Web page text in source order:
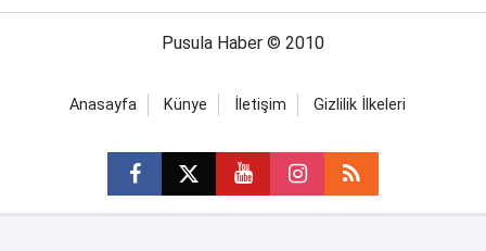
Pusula Haber © 2010
Anasayfa Künye İletişim Gizlilik İlkeleri